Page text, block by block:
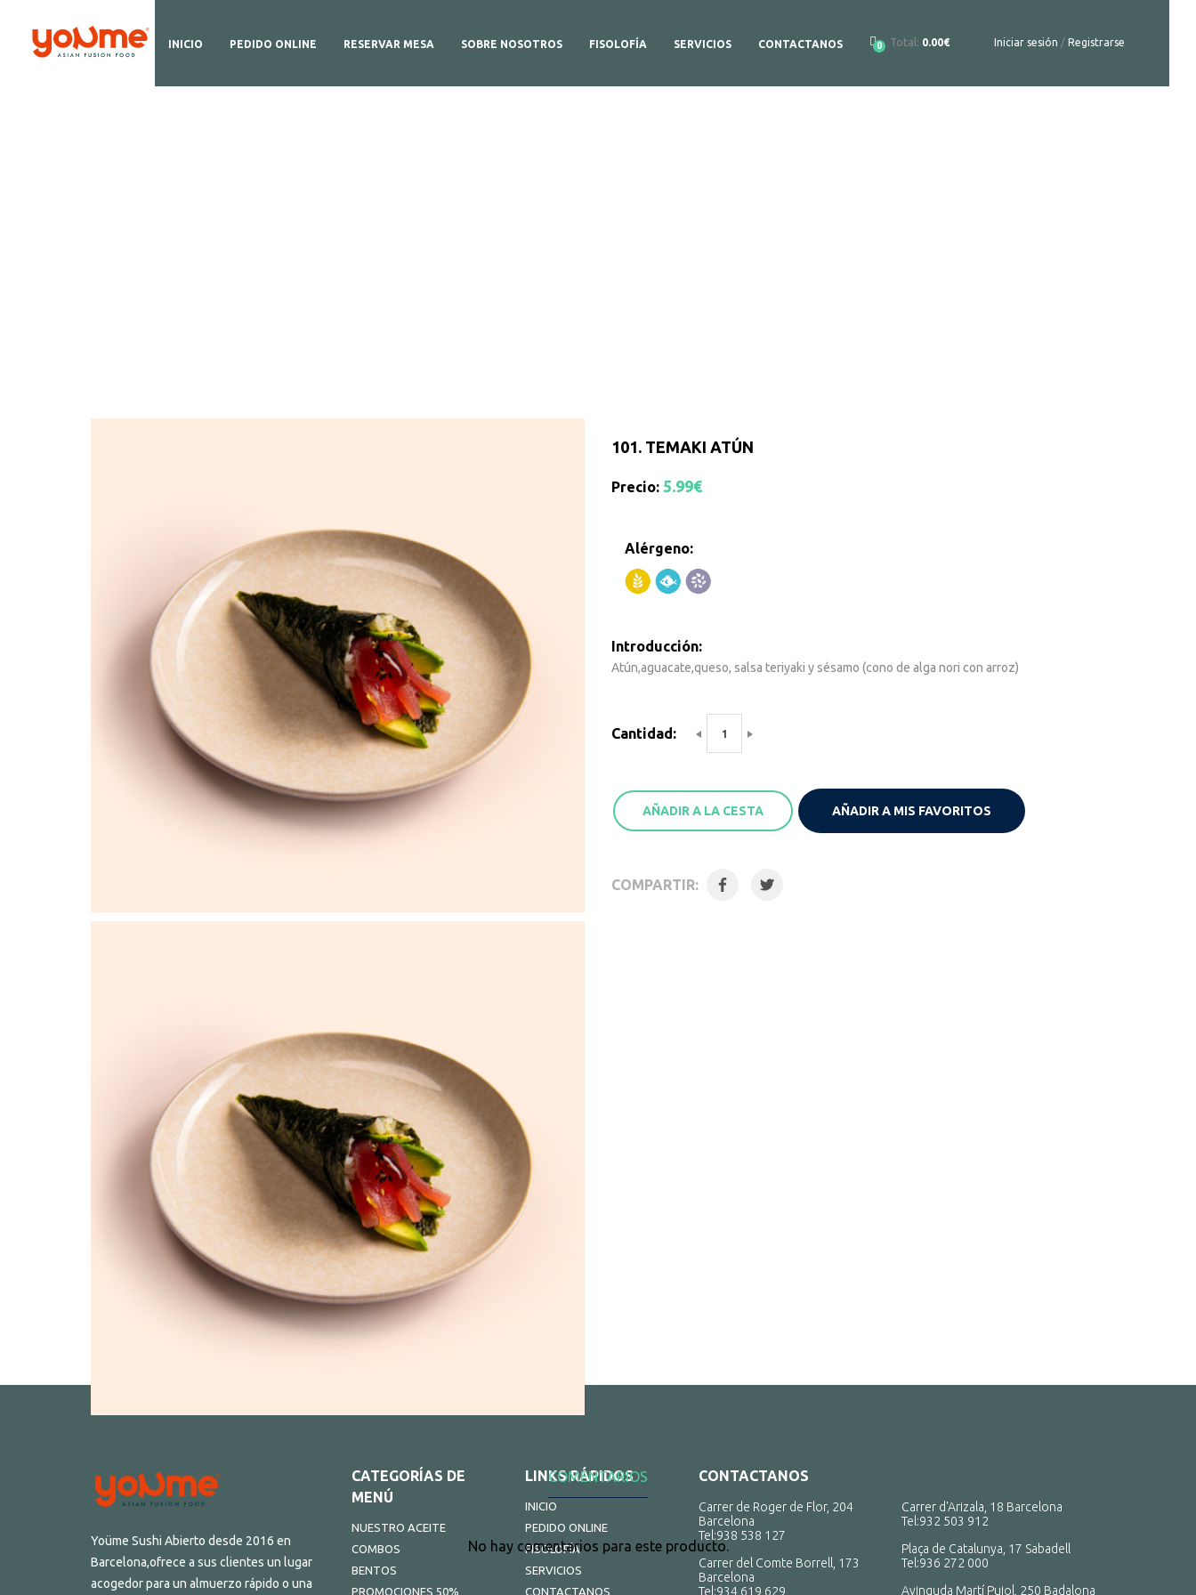
0 Total: 0.00€ Iniciar sesión / Registrarse
INICIO PEDIDO ONLINE RESERVAR MESA SOBRE NOSOTROS FISOLOFÍA SERVICIOS CONTACTANOS
101. TEMAKI ATÚN
Precio: 5.99€
Alérgeno:
Introducción:
Atún,aguacate,queso, salsa teriyaki y sésamo (cono de alga nori con arroz)
Cantidad:
AÑADIR A LA CESTA AÑADIR A MIS FAVORITOS
COMPARTIR:
COMENTARIOS
No hay comentarios para este producto.
Yoüme Sushi Abierto desde 2016 en
Barcelona,ofrece a sus clientes un lugar
acogedor para un almuerzo rápido o una
CATEGORÍAS DE
MENÚ
NUESTRO ACEITE
COMBOS
BENTOS
PROMOCIONES 50%
LINKS RÁPIDOS
INICIO
PEDIDO ONLINE
FISOLOFÍA
SERVICIOS
CONTACTANOS
CONTACTANOS
Carrer de Roger de Flor, 204
Barcelona
Tel:938 538 127
Carrer del Comte Borrell, 173
Barcelona
Tel:934 619 629
Carrer d'Arizala, 18 Barcelona
Tel:932 503 912
Plaça de Catalunya, 17 Sabadell
Tel:936 272 000
Avinguda Martí Pujol, 250 Badalona